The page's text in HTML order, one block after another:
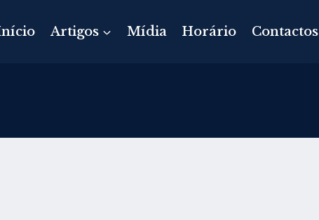
Artigos Mídia Horário Contactos